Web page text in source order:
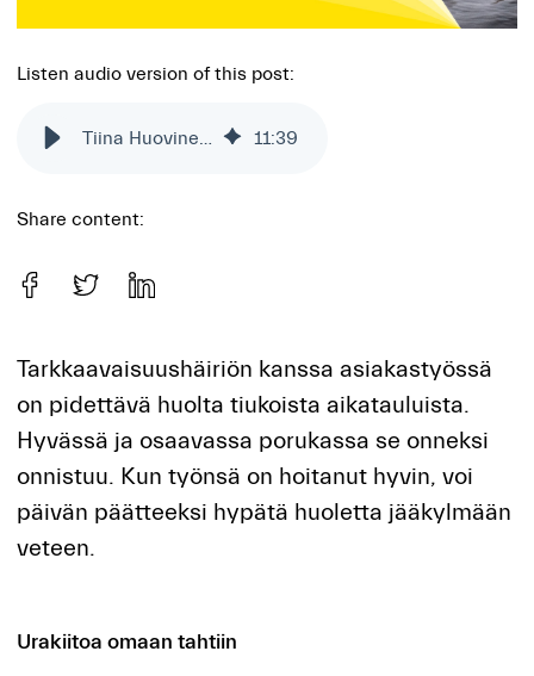
Listen audio version of this post:
Tiina Huovinen – Key Account Manager 11:39
Share content:
Tarkkaavaisuushäiriön kanssa asiakastyössä
on pidettävä huolta tiukoista aikatauluista.
Hyvässä ja osaavassa porukassa se onneksi
onnistuu. Kun työnsä on hoitanut hyvin, voi
päivän päätteeksi hypätä huoletta jääkylmään
veteen.
Urakiitoa omaan tahtiin